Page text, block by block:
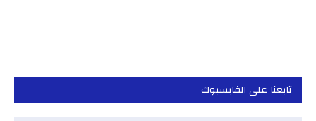
تابعنا على الفايسبوك